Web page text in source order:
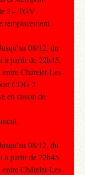
2 – TGV
remplacement.
08/12, du
à partir de 22h45,
Châtelet-Les
CDG 2
en raison de
08/12, du
à partir de 22h45,
Châtelet-Les